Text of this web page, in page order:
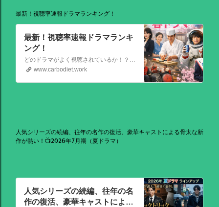
最新！視聴率速報ドラマランキング！
最新！視聴率速報ドラマランキ
ング！
どのドラマがよく視聴されているか！？視聴率速報ドラマランキングを大公開！相棒強し！日曜劇場強し！
www.carbodiet.work
人気シリーズの続編、往年の名作の復活、豪華キャストによる骨太な新
作が熱い！📺2026年7月期（夏ドラマ）
人気シリーズの続編、往年の名
作の復活、豪華キャストによる